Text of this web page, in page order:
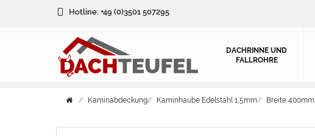
Hotline: +49 (0)3501 507295
DACHRINNE UND
FALLROHRE
Kaminabdeckung Kaminhaube Edelstahl 1,5mm Breite 400mm